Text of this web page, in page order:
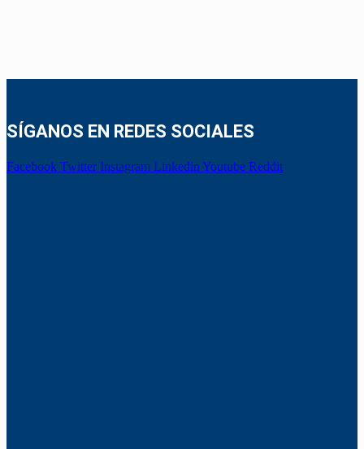
SÍGANOS EN REDES SOCIALES
Facebook Twitter Instagram Linkedin Youtube Reddit